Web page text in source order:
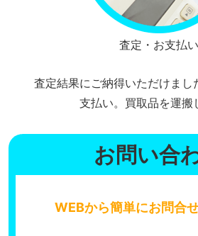
査定・お支払い
査定結果にご納得いただけまし
支払い。買取品を運搬
お問い合
WEBから簡単にお問合